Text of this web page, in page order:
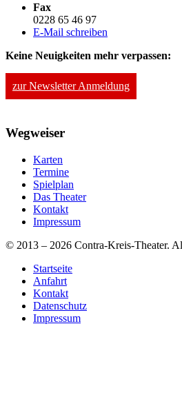
Fax
0228 65 46 97
E-Mail schreiben
Keine Neuigkeiten mehr verpassen:
zur Newsletter Anmeldung
Wegweiser
Karten
Termine
Spielplan
Das Theater
Kontakt
Impressum
© 2013 – 2026 Contra-Kreis-Theater.
Startseite
Anfahrt
Kontakt
Datenschutz
Impressum